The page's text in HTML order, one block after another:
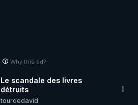
Why this ad?
Le scandale des livres
détruits
tourdedavid